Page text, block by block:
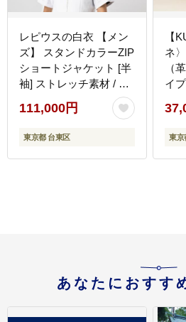
レピウスの白衣 【メン
ズ】 スタンドカラーZIP
ショートジャケット [半
袖] ストレッチ素材 / ネ
ーム刺繍付き(サイズ：
46サイズ)
111,000円
東京都 台東区
【
ネ
（
イ
東京
あなたにおすす